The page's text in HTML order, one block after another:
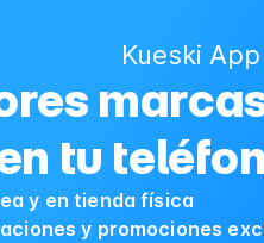
Kueski App
tu
y en tienda física
y promociones